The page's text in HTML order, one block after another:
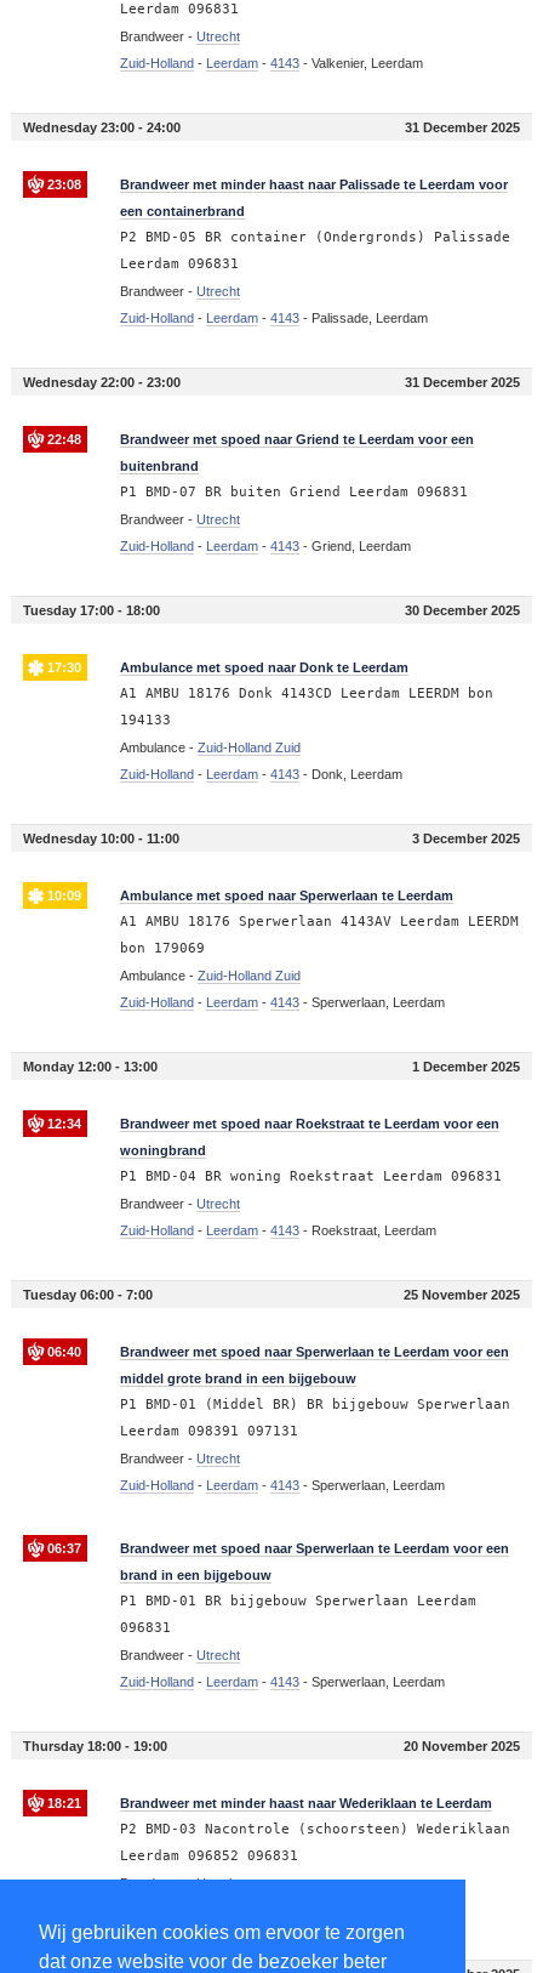
Wij gebruiken cookies om ervoor te zorgen
dat onze website voor de bezoeker beter
Leerdam 096831
Brandweer - Utrecht
Zuid-Holland - Leerdam- 4143- Valkenier, Leerdam
Wednesday 23:00 - 24:00 31 December 2025
23:08
Brandweer met minder haast naar Palissade te Leerdam voor
een containerbrand
P2 BMD-05 BR container (Ondergronds) Palissade
Leerdam 096831
Brandweer - Utrecht
Zuid-Holland - Leerdam- 4143- Palissade, Leerdam
Wednesday 22:00 - 23:00 31 December 2025
22:48
Brandweer met spoed naar Griend te Leerdam voor een
buitenbrand
P1 BMD-07 BR buiten Griend Leerdam 096831
Brandweer - Utrecht
Zuid-Holland - Leerdam- 4143- Griend, Leerdam
Tuesday 17:00 - 18:00 30 December 2025
17:30 Ambulance met spoed naar Donk te Leerdam
A1 AMBU 18176 Donk 4143CD Leerdam LEERDM bon
194133
Ambulance - Zuid-Holland Zuid
Zuid-Holland - Leerdam- 4143- Donk, Leerdam
Wednesday 10:00 - 11:00 3 December 2025
10:09 Ambulance met spoed naar Sperwerlaan te Leerdam
A1 AMBU 18176 Sperwerlaan 4143AV Leerdam LEERDM
bon 179069
Ambulance - Zuid-Holland Zuid
Zuid-Holland - Leerdam- 4143- Sperwerlaan, Leerdam
Monday 12:00 - 13:00 1 December 2025
12:34
Brandweer met spoed naar Roekstraat te Leerdam voor een
woningbrand
P1 BMD-04 BR woning Roekstraat Leerdam 096831
Brandweer - Utrecht
Zuid-Holland - Leerdam- 4143- Roekstraat, Leerdam
Tuesday 06:00 - 7:00 25 November 2025
06:40
Brandweer met spoed naar Sperwerlaan te Leerdam voor een
middel grote brand in een bijgebouw
P1 BMD-01 (Middel BR) BR bijgebouw Sperwerlaan
Leerdam 098391 097131
Brandweer - Utrecht
Zuid-Holland - Leerdam- 4143- Sperwerlaan, Leerdam
06:37
Brandweer met spoed naar Sperwerlaan te Leerdam voor een
brand in een bijgebouw
P1 BMD-01 BR bijgebouw Sperwerlaan Leerdam
096831
Brandweer - Utrecht
Zuid-Holland - Leerdam- 4143- Sperwerlaan, Leerdam
Thursday 18:00 - 19:00 20 November 2025
18:21 Brandweer met minder haast naar Wederiklaan te Leerdam
P2 BMD-03 Nacontrole (schoorsteen) Wederiklaan
Leerdam 096852 096831
Brandweer -Utrecht